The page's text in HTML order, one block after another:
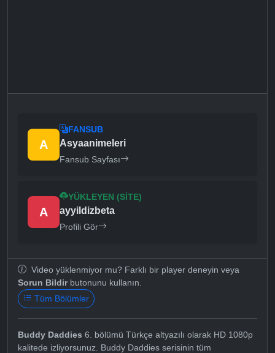
A
FANSUB
Asyaanimeleri
Fansub Sayfası
A
YÜKLEYEN (SITE)
ayyildizbeta
Profili Gör
Video yüklenmiyor mu? Farklı bir player deneyin veya
Sorun Bildirbutonunu kullanın.
Tüm Bölümler
Buddy Daddies 6. bölümü Türkçe altyazılı olarak HD 1080p
kalitede izliyorsunuz. Buddy Daddies serisinin tüm